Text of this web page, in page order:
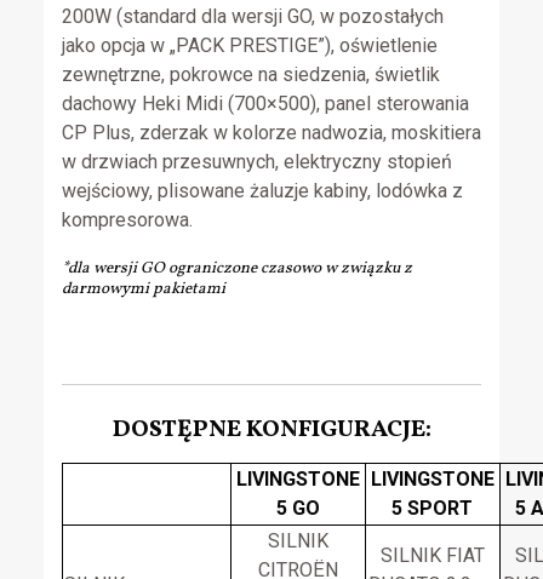
200W (standard dla wersji GO, w pozostałych
jako opcja w „PACK PRESTIGE”), oświetlenie
zewnętrzne, pokrowce na siedzenia, świetlik
dachowy Heki Midi (700×500), panel sterowania
CP Plus, zderzak w kolorze nadwozia, moskitiera
w drzwiach przesuwnych, elektryczny stopień
wejściowy, plisowane żaluzje kabiny, lodówka z
kompresorowa.
*dla wersji GO ograniczone czasowo w związku z
darmowymi pakietami
DOSTĘPNE KONFIGURACJE:
LIVINGSTONE
5 GO
LIVINGSTONE
5 SPORT
5
SILNIK
CITROËN
SILNIK FIAT